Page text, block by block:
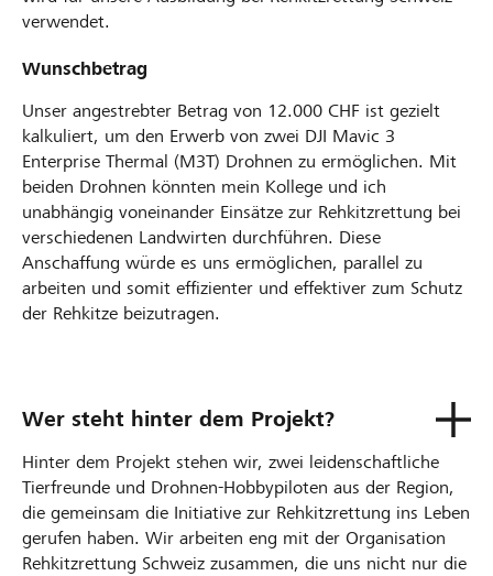
verwendet.
Wunschbetrag
Unser angestrebter Betrag von 12.000 CHF ist gezielt
kalkuliert, um den Erwerb von zwei DJI Mavic 3
Enterprise Thermal (M3T) Drohnen zu ermöglichen. Mit
beiden Drohnen könnten mein Kollege und ich
unabhängig voneinander Einsätze zur Rehkitzrettung bei
verschiedenen Landwirten durchführen. Diese
Anschaffung würde es uns ermöglichen, parallel zu
arbeiten und somit effizienter und effektiver zum Schutz
der Rehkitze beizutragen.
Wer steht hinter dem Projekt?
Hinter dem Projekt stehen wir, zwei leidenschaftliche
Tierfreunde und Drohnen-Hobbypiloten aus der Region,
die gemeinsam die Initiative zur Rehkitzrettung ins Leben
gerufen haben. Wir arbeiten eng mit der Organisation
Rehkitzrettung Schweiz zusammen, die uns nicht nur die